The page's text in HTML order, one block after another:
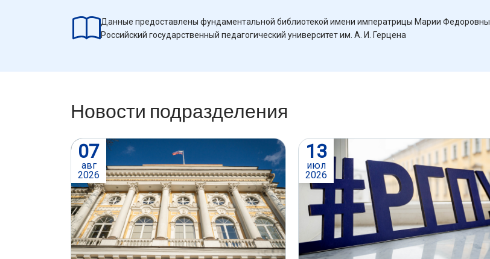
Данные предоставлены фундаментальной библиотекой имени императрицы Марии Федоровны
Российский государственный педагогический университет им. А. И. Герцена
Новости подразделения
07
авг
2026
13
июл
2026